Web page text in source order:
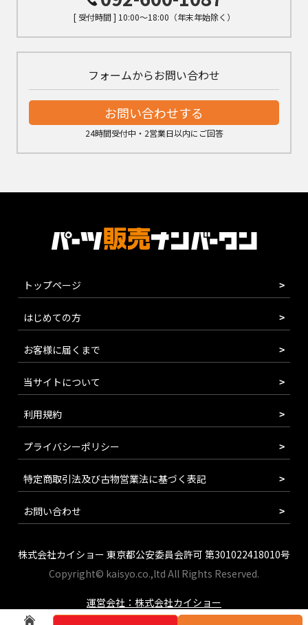
[ 受付時間 ] 10:00～18:00（年末年始除く）
フォームからお問い合わせ
お問い合わせする
24時間受付中・2営業日以内にご回答
トップページ
はじめての方
お客様に届くまで
当サイトについて
利用規約
プライバシーポリシー
特定商取引法及び古物営業法に基づく表記
お問い合わせ
株式会社カイショー 東京都公安委員会許可 第301022418010号
Copyright© kaisyo.co.,ltd All Rights Reserved.
運営会社：株式会社カイショー